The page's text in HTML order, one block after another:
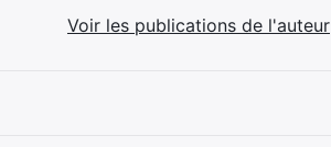
Voir les publications de l'auteur